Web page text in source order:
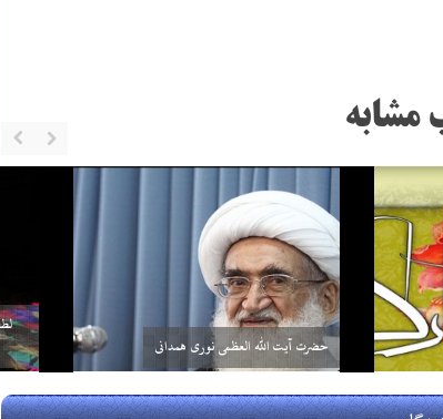
مشابه
از واجبات خودش، چيزي را
واجب كني…
سلامي كه بعد از اتمام نماز به 3 امام داده مي‌شود منشأ
آن چيست؟
2 اسفند 96